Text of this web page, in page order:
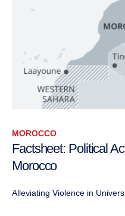
MOROCCO
Rapport
à l’atténuation